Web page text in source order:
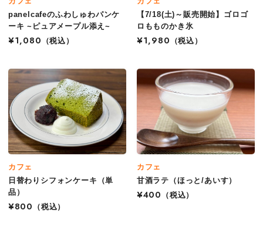
panelcafeのふわしゅわパンケ
ーキ ~ピュアメープル添え~
¥1,080
（税込）
【7/18(土)～販売開始】ゴロゴ
ロもものかき氷
¥1,980
（税込）
カフェ
日替わりシフォンケーキ（単
品）
¥800
（税込）
カフェ
甘酒ラテ（ほっと/あいす）
¥400
（税込）